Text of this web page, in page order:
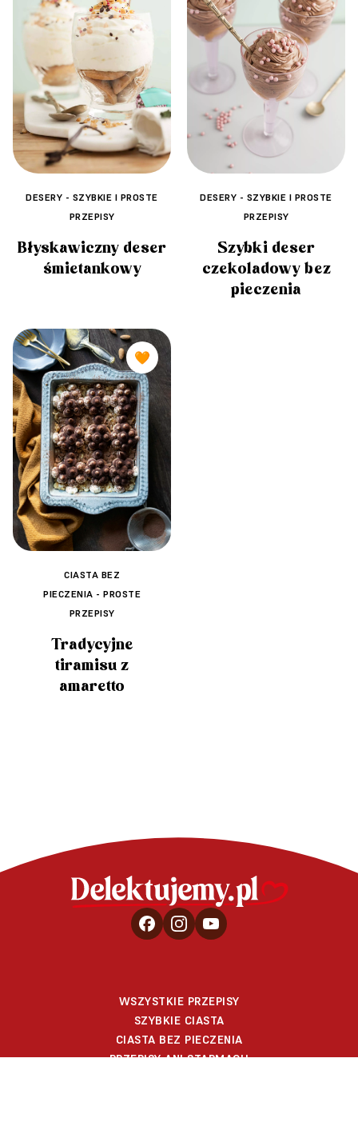
DESERY - SZYBKIE I PROSTE
PRZEPISY
Błyskawiczny deser
śmietankowy
DESERY - SZYBKIE I PROSTE
PRZEPISY
Szybki deser
czekoladowy bez
pieczenia
🧡
CIASTA BEZ
PIECZENIA - PROSTE
PRZEPISY
Tradycyjne
tiramisu z
amaretto
WSZYSTKIE PRZEPISY
SZYBKIE CIASTA
CIASTA BEZ PIECZENIA
PRZEPISY ANI STARMACH